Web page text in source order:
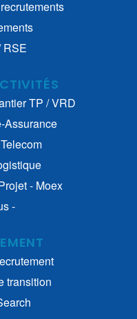
RSE
TP / VRD
Assurance
- Moex
-
transition